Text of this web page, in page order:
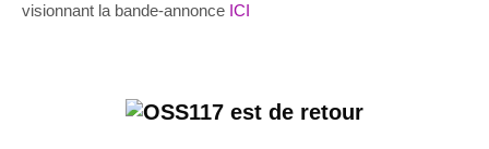
visionnant la bande-annonce ICI